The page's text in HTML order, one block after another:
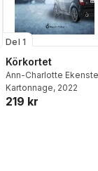
Del 1
Körkortet
Ann-Charlotte
Kartonnage, 2022
219 kr